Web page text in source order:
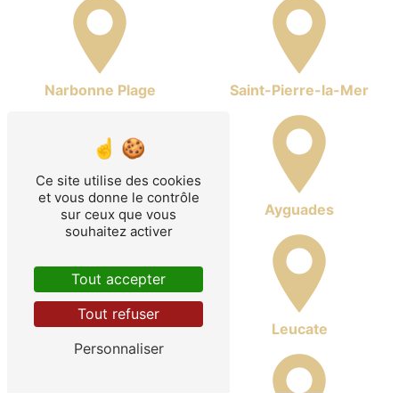
Narbonne Plage Saint-Pierre-la-Mer
Gruissan Ayguades
La Franqui Leucate
Ce site utilise des cookies
et vous donne le contrôle
sur ceux que vous
souhaitez activer
Tout accepter
Tout refuser
Personnaliser